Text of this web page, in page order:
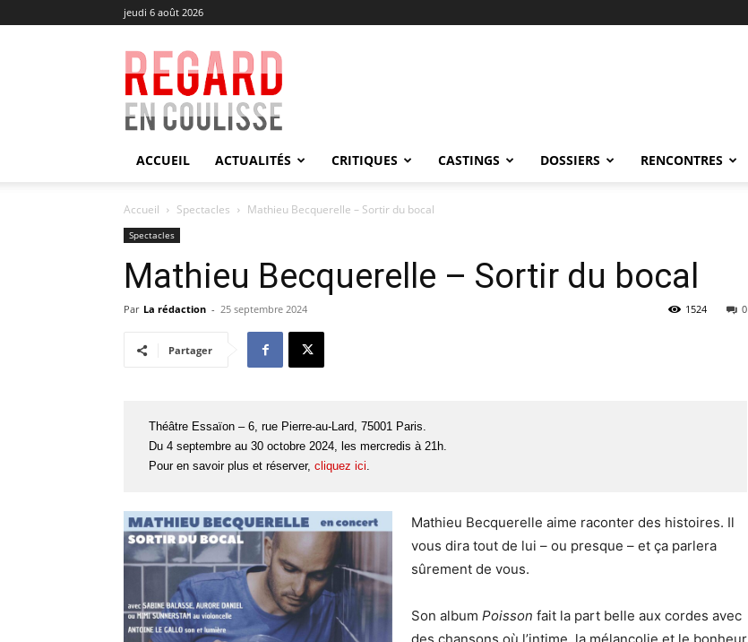
jeudi 6 août 2026
Regard
en
Coulisse
ACCUEIL ACTUALITÉS CRITIQUES CASTINGS DOSSIERS RENCONTRES
Accueil Spectacles Mathieu Becquerelle – Sortir du bocal
Spectacles
Mathieu Becquerelle – Sortir du bocal
Par La rédaction - 25 septembre 2024 0
1524
Partager
Théâtre Essaïon – 6, rue Pierre-au-Lard, 75001 Paris.
Du 4 septembre au 30 octobre 2024, les mercredis à 21h.
Pour en savoir plus et réserver, cliquez ici.
Mathieu Becquerelle aime raconter des histoires. Il
vous dira tout de lui – ou presque – et ça parlera
sûrement de vous.
Son album Poisson fait la part belle aux cordes avec